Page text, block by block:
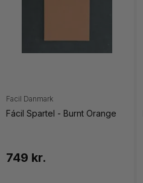
Facil Danmark
Fácil Spartel - Burnt Orange
749 kr.